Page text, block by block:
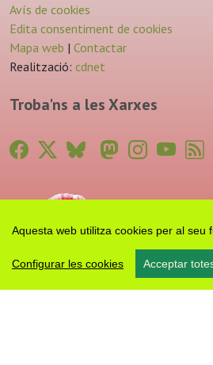
Aquesta web utilitza cookies per al seu
Configurar les cookies Acceptar
Avís de cookies
Edita consentiment de cookies
Mapa web | Contactar
Realització: cdnet
Troba'ns a les Xarxes